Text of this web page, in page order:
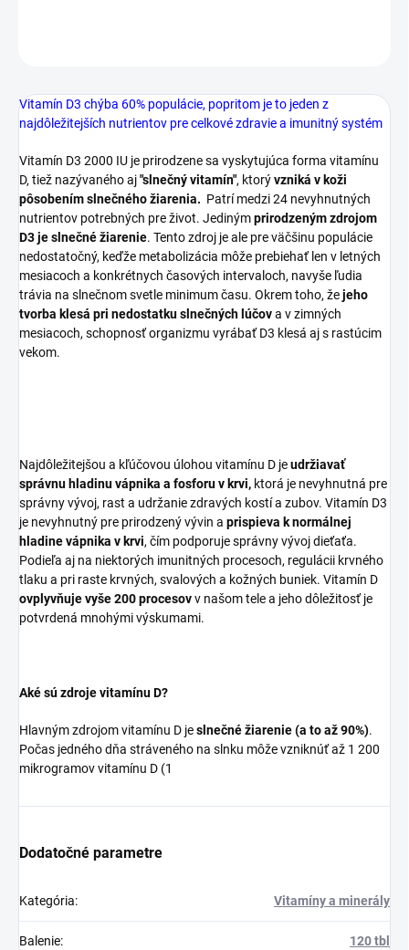
Vitamín D3 chýba 60% populácie, popritom je to jeden z
najdôležitejších nutrientov pre celkové zdravie a imunitný systém
Vitamín D3 2000 IU je prirodzene sa vyskytujúca forma vitamínu
D, tiež nazývaného aj"slnečný vitamín", ktorývzniká v koži
pôsobením slnečného žiarenia. Patrí medzi 24 nevyhnutných
nutrientov potrebných pre život. Jedinýmprirodzeným zdrojom
D3 je slnečné žiarenie. Tento zdroj je ale pre väčšinu populácie
nedostatočný, keďže metabolizácia môže prebiehať len v letných
mesiacoch a konkrétnych časových intervaloch, navyše ľudia
trávia na slnečnom svetle minimum času. Okrem toho, žejeho
tvorba klesá pri nedostatku slnečných lúčova v zimných
mesiacoch, schopnosť organizmu vyrábať D3 klesá aj s rastúcim
vekom.
Najdôležitejšou a kľúčovou úlohou vitamínu D jeudržiavať
správnu hladinu vápnika a fosforu v krvi, ktorá je nevyhnutná pre
správny vývoj, rast a udržanie zdravých kostí a zubov. Vitamín D3
je nevyhnutný pre prirodzený vývin a prispieva k normálnej
hladine vápnika v krvi, čím podporuje správny vývoj dieťaťa.
Podieľa aj na niektorých imunitných procesoch, regulácii krvného
tlaku a pri raste krvných, svalových a kožných buniek. Vitamín D
ovplyvňuje vyše 200 procesovv našom tele a jeho dôležitosť je
potvrdená mnohými výskumami.
Aké sú zdroje vitamínu D?
Hlavným zdrojom vitamínu D jeslnečné žiarenie (a to až 90%).
Počas jedného dňa stráveného na slnku môže vzniknúť až 1 200
mikrogramov vitamínu D (1
Dodatočné parametre
Kategória: Vitamíny a minerály
Balenie: 120 tbl